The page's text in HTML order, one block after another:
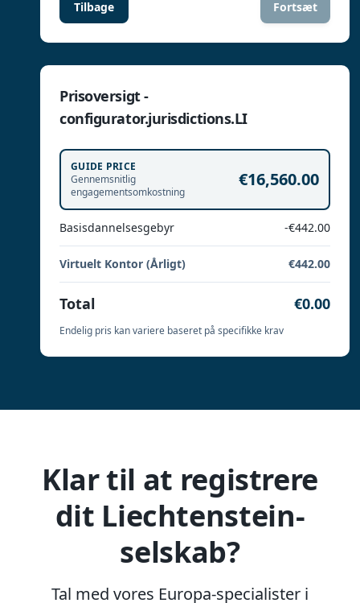
Tilbage Fortsæt
Prisoversigt -
configurator.jurisdictions.LI
GUIDE PRICE
Gennemsnitlig
engagementsomkostning
€16,560.00
Basisdannelsesgebyr -€442.00
Virtuelt Kontor (Årligt) €442.00
Total €0.00
Endelig pris kan variere baseret på specifikke krav
Klar til at registrere
dit Liechtenstein-
selskab?
Tal med vores Europa-specialister i